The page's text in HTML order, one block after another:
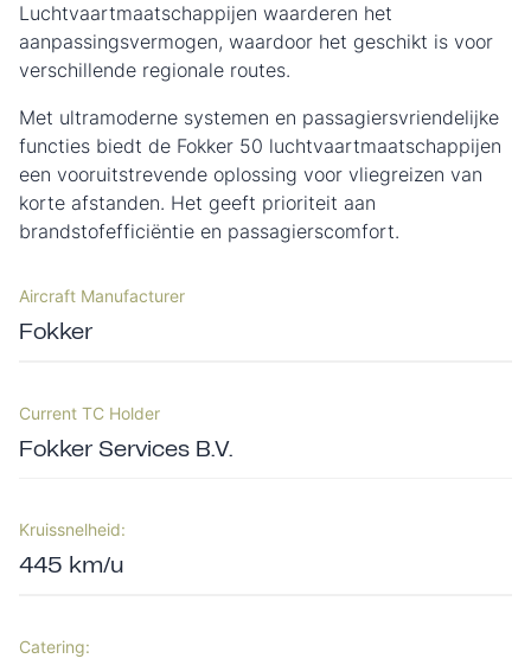
Luchtvaartmaatschappijen waarderen het
aanpassingsvermogen, waardoor het geschikt is voor
verschillende regionale routes.
Met ultramoderne systemen en passagiersvriendelijke
functies biedt de Fokker 50 luchtvaartmaatschappijen
een vooruitstrevende oplossing voor vliegreizen van
korte afstanden. Het geeft prioriteit aan
brandstofefficiëntie en passagierscomfort.
Aircraft Manufacturer
Fokker
Current TC Holder
Fokker Services B.V.
Kruissnelheid:
445 km/u
Catering: